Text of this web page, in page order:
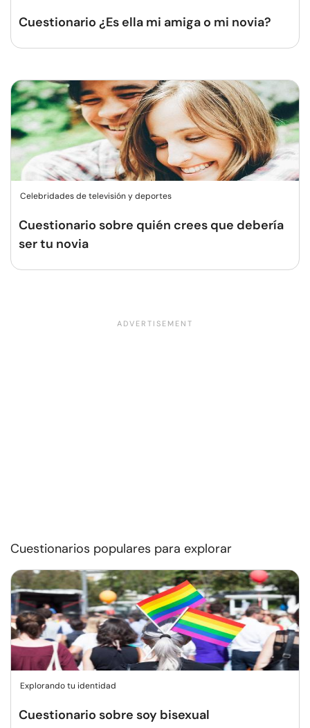
Cuestionario ¿Es ella mi amiga o mi novia?
Celebridades de televisión y deportes
Cuestionario sobre quién crees que debería
ser tu novia
Cuestionarios populares para explorar
Explorando tu identidad
Cuestionario sobre soy bisexual